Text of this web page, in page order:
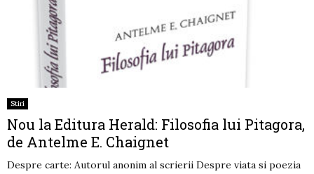
Stiri
Nou la Editura Herald: Filosofia lui Pitagora,
de Antelme E. Chaignet
Despre carte: Autorul anonim al scrierii Despre viata si poezia